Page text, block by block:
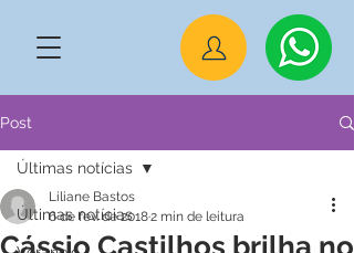
Post
Últimas notícias
Últimas notícias
Cássio Castilhos brilha no
Liliane Bastos
6 de fev. de 20182 min de leitura